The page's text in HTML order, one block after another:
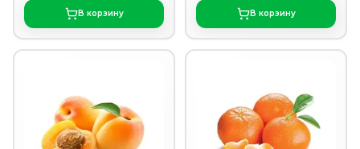
В корзину В корзину